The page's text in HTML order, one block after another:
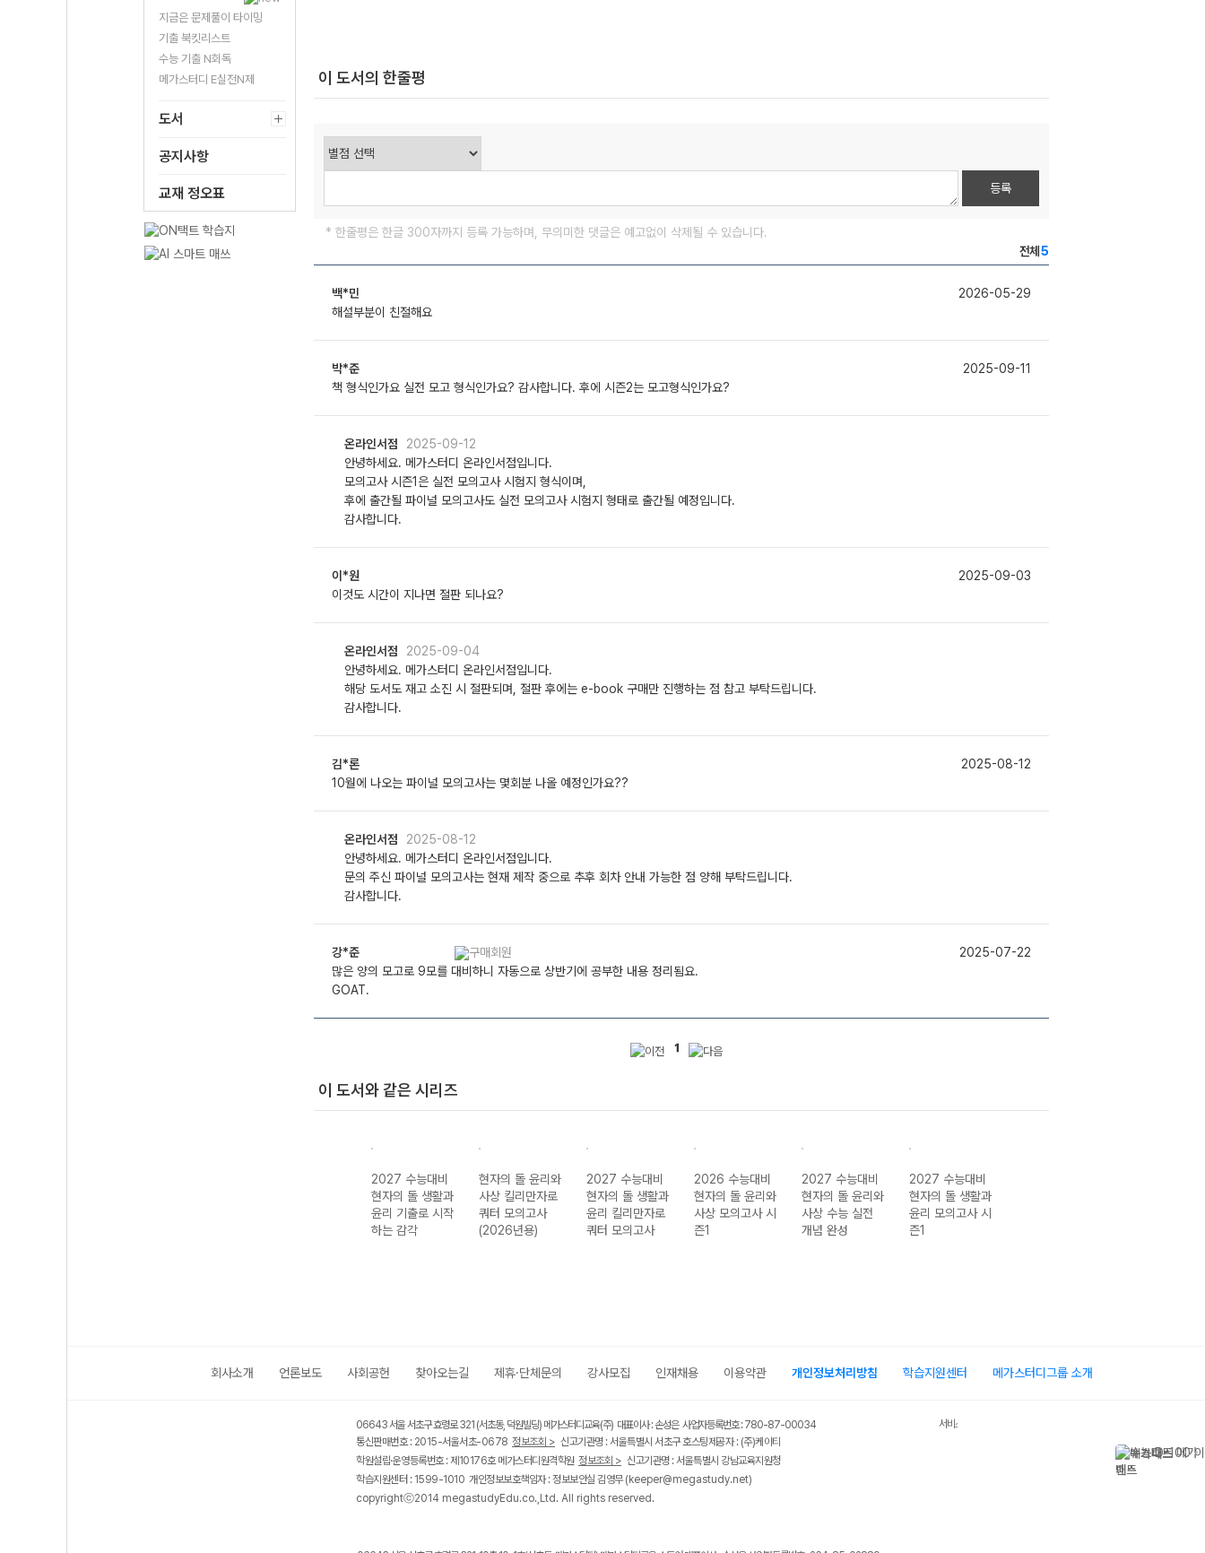
지금은 문제풀이 타이밍
기출 북킷리스트
수능 기출 N회독
메가스터디 E실전N제
도서
공지사항
교재 정오표
이 도서의 한줄평
등록
* 한줄평은 한글 300자까지 등록 가능하며, 무의미한 댓글은 예고없이 삭제될 수 있습니다.
전체 5
백*민
2026-05-29
해설부분이 친절해요
박*준
2025-09-11
책 형식인가요 실전 모고 형식인가요? 감사합니다. 후에 시즌2는 모고형식인가요?
온라인서점
2025-09-12
안녕하세요. 메가스터디 온라인서점입니다.
모의고사 시즌1은 실전 모의고사 시험지 형식이며,
후에 출간될 파이널 모의고사도 실전 모의고사 시험지 형태로 출간될 예정입니다.
감사합니다.
이*원
2025-09-03
이것도 시간이 지나면 절판 되나요?
온라인서점
2025-09-04
안녕하세요. 메가스터디 온라인서점입니다.
해당 도서도 재고 소진 시 절판되며, 절판 후에는 e-book 구매만 진행하는 점 참고 부탁드립니다.
감사합니다.
김*론
2025-08-12
10월에 나오는 파이널 모의고사는 몇회분 나올 예정인가요??
온라인서점
2025-08-12
안녕하세요. 메가스터디 온라인서점입니다.
문의 주신 파이널 모의고사는 현재 제작 중으로 추후 회차 안내 가능한 점 양해 부탁드립니다.
감사합니다.
강*준
2025-07-22
많은 양의 모고로 9모를 대비하니 자동으로 상반기에 공부한 내용 정리됨요.
GOAT.
1
이 도서와 같은 시리즈
2027 수능대비
현자의 돌 생활과
윤리 기출로 시작
하는 감각
현자의 돌 윤리와
사상 킬리만자로
쿼터 모의고사
(2026년용)
2027 수능대비
현자의 돌 생활과
윤리 킬리만자로
쿼터 모의고사
2026 수능대비
현자의 돌 윤리와
사상 모의고사 시
즌1
2027 수능대비
현자의 돌 윤리와
사상 수능 실전
개념 완성
2027 수능대비
현자의 돌 생활과
윤리 모의고사 시
즌1
회사소개 언론보도 사회공헌 찾아오는길 제휴·단체문의 강사모집 인재채용 이용약관 개인정보처리방침 학습지원센터 메가스터디그룹 소개
06643 서울 서초구 효령로 321 (서초동, 덕원빌딩) 메가스터디교육(주) 대표이사 : 손성은 사업자등록번호 : 780-87-00034
통신판매번호 : 2015-서울서초-0678 정보조회 > 신고기관명 : 서울특별시 서초구 호스팅제공자 : (주)케이티
학원설립·운영등록번호 : 제10176호 메가스터디원격학원 정보조회 > 신고기관명 : 서울특별시 강남교육지원청
학습지원센터 : 1599-1010 개인정보보호책임자 : 정보보안실 김영무(keeper@megastudy.net)
copyrightⓒ2014 megastudyEdu.co.,Ltd. All rights reserved.
서비스 가입사실 확인